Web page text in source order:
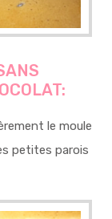
le moule
petites parois